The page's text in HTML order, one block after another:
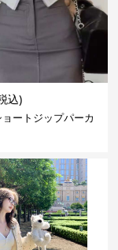
込)
ートジップパーカ